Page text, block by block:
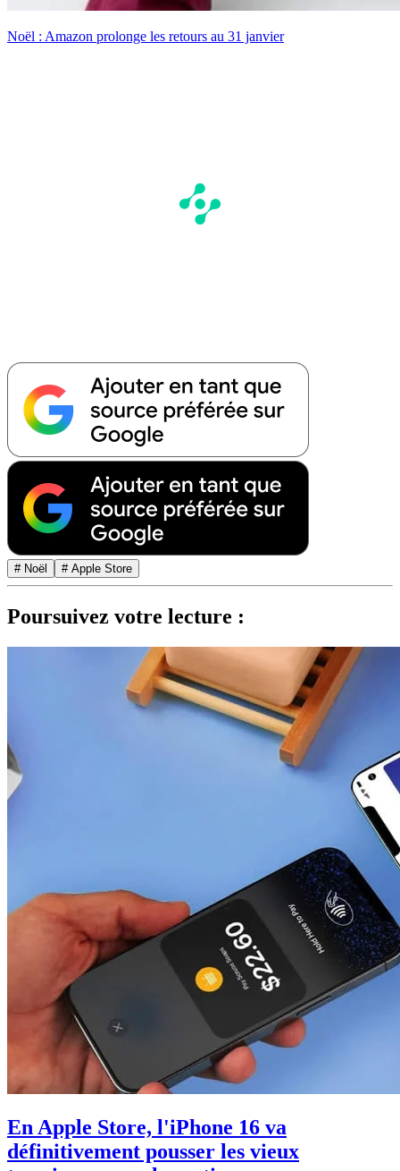
Noël : Amazon prolonge les retours au 31 janvier
# Noël # Apple Store
Poursuivez votre lecture :
En Apple Store, l'iPhone 16 va
définitivement pousser les vieux